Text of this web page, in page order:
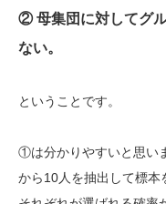
② 母集団に対してグ
ない。
ということです。
①は分かりやすいと思い
から10人を抽出して標本